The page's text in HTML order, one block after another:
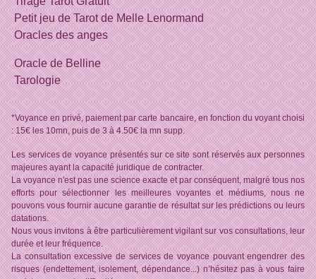
Petit jeu de Tarot de Melle Lenormand
Oracles des anges
Oracle de Belline
Tarologie
*Voyance en privé, paiement par carte bancaire, en fonction du voyant choisi
: 15€ les 10mn, puis de 3 à 4.50€ la mn supp.
Les services de voyance présentés sur ce site sont réservés aux personnes
majeures ayant la capacité juridique de contracter.
La voyance n'est pas une science exacte et par conséquent, malgré tous nos
efforts pour sélectionner les meilleures voyantes et médiums, nous ne
pouvons vous fournir aucune garantie de résultat sur les prédictions ou leurs
datations.
Nous vous invitons à être particulièrement vigilant sur vos consultations, leur
durée et leur fréquence.
La consultation excessive de services de voyance pouvant engendrer des
risques (endettement, isolement, dépendance...) n’hésitez pas à vous faire